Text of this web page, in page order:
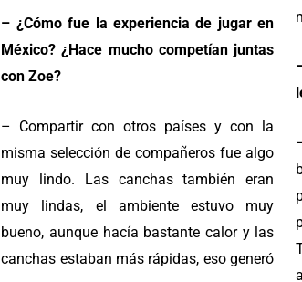
– ¿Cómo fue la experiencia de jugar en
México? ¿Hace mucho competían juntas
con Zoe?
– ⁠Compartir con otros países y con la
misma selección de compañeros fue algo
muy lindo. Las canchas también eran
muy lindas, el ambiente estuvo muy
bueno, aunque hacía bastante calor y las
canchas estaban más rápidas, eso generó